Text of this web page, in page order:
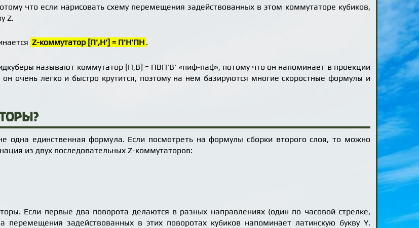
что если нарисовать схему перемещения задействованных в этом коммутаторе кубиков,
Z.
Z-коммутатор [П',Н'] = П'Н'ПН .
называют коммутатор [П,В] = ПВП'В' «пиф-паф», потому что он напоминает в проекции
очень легко и быстро крутится, поэтому на нём базируются многие скоростные формулы и
единственная формула. Если посмотреть на формулы сборки второго слоя, то можно
из двух последовательных Z-коммутаторов:
Если первые два поворота делаются в разных направлениях (один по часовой стрелке,
перемещения задействованных в этих поворотах кубиков напоминает латинскую букву Y.